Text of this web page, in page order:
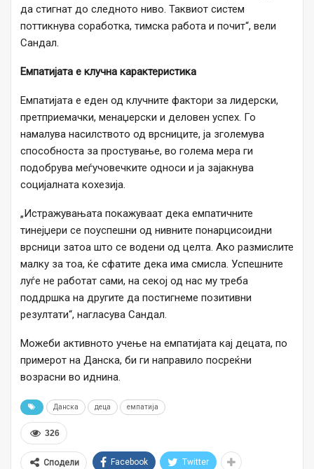
да стигнат до следното ниво. Таквиот систем
поттикнува соработка, тимска работа и почит“, вели
Сандал.
Емпатијата е клучна карактеристика
Емпатијата е еден од клучните фактори за лидерски,
претприемачки, менаџерски и деловен успех. Го
намалува насилството од врсниците, ја зголемува
способноста за простување, во голема мера ги
подобрува меѓучовечките односи и ја зајакнува
социјалната кохезија.
„Истражувањата покажуваат дека емпатичните
тинејџери се поуспешни од нивните понарцисоидни
врсници затоа што се водени од целта. Ако размислите
малку за тоа, ќе сфатите дека има смисла. Успешните
луѓе не работат сами, на секој од нас му треба
поддршка на другите да постигнеме позитивни
резултати“, нагласува Сандал.
Можеби активното учење на емпатијата кај децата, по
примерот на Данска, би ги направило посреќни
возрасни во иднина.
Данска деца емпатија
326
Сподели Facebook Twitter